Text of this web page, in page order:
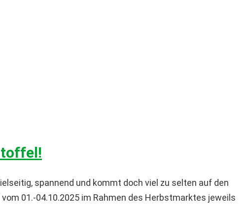
spannend und kommt doch viel zu selten auf den
01.-04.10.2025 im Rahmen des Herbstmarktes jeweils